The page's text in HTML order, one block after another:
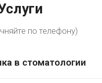
по телефону)
в стоматологии